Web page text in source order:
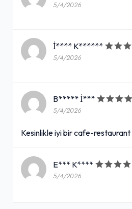
5/4/2026
İ**** K******
5/4/2026
B***** İ***
5/4/2026
Kesinlikle iyi bir cafe-restaurant
E*** K****
5/4/2026